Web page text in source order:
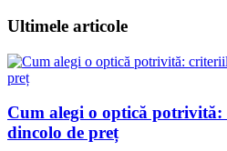
Ultimele articole
Cum alegi o optică potrivită:
dincolo de preț